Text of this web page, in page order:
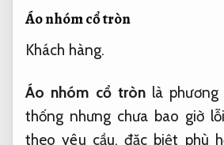
Áo nhóm cổ tròn
Khách hàng.
Áo nhóm cổ tròn là
thống nhưng chưa bao giờ
theo yêu cầu. đặc biệt phù